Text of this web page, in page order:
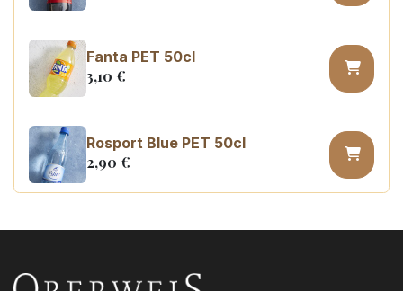
Fanta PET 50cl
3,10 €
Rosport Blue PET 50cl
2,90 €